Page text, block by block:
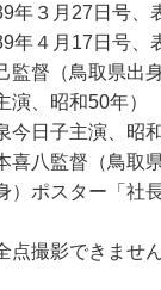
年３月27日号、
年４月17日号、
督（鳥取県出身
、昭和50年）
日子主演、昭
八監督（鳥取
） ポスター「社
撮影できません